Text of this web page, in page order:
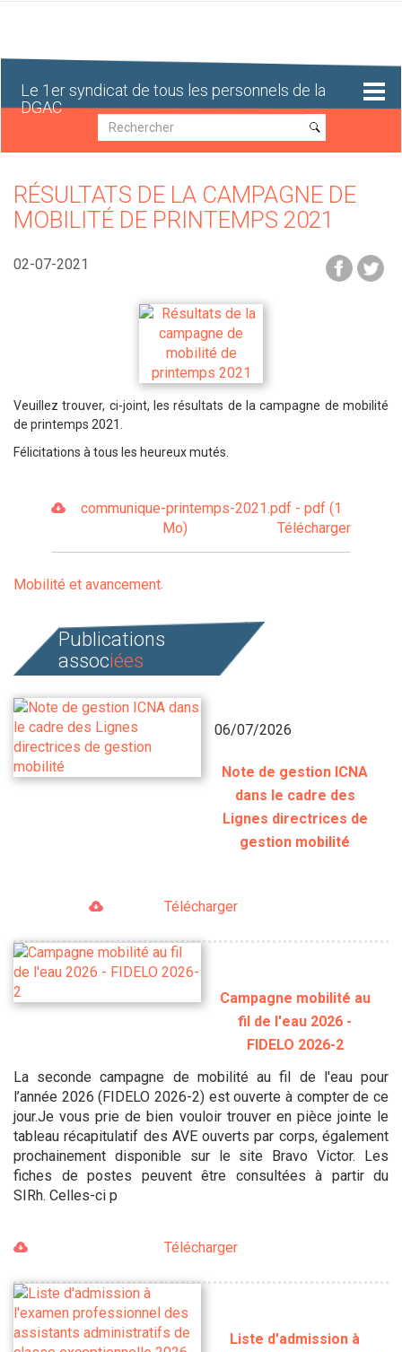
Le 1er syndicat de tous les personnels de la
DGAC
Recherche
Recherche
RÉSULTATS DE LA CAMPAGNE DE
MOBILITÉ DE PRINTEMPS 2021
02-07-2021
Veuillez trouver, ci-joint, les résultats de la campagne de mobilité
de printemps 2021.
Félicitations à tous les heureux mutés.
communique-printemps-2021.pdf - pdf (1
Mo)
Télécharger
Mobilité et avancement
Publications
associées
06/07/2026
Note de gestion ICNA
dans le cadre des
Lignes directrices de
gestion mobilité
Télécharger
Campagne mobilité au
fil de l'eau 2026 -
FIDELO 2026-2
La seconde campagne de mobilité au fil de l'eau pour
l’année 2026 (FIDELO 2026-2) est ouverte à compter de ce
jour.Je vous prie de bien vouloir trouver en pièce jointe le
tableau récapitulatif des AVE ouverts par corps, également
prochainement disponible sur le site Bravo Victor. Les
fiches de postes peuvent être consultées à partir du
SIRh. Celles-ci p
Télécharger
Liste d'admission à